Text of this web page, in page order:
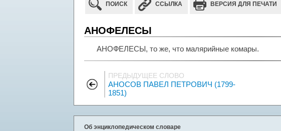
ПОИСК ССЫЛКА ВЕРСИЯ ДЛЯ ПЕЧАТИ
АНОФЕЛЕСЫ
АНОФЕЛЕСЫ, то же, что малярийные комары.
ПРЕДЫДУЩЕЕ СЛОВО
АНОСОВ ПАВЕЛ ПЕТРОВИЧ (1799-
1851)
Об энциклопедическом словаре